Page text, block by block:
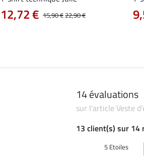
15,90 €22,90 €
12,72 €
14 évaluations
sur l'article Veste
13 client(s) sur 14
5 Etoiles